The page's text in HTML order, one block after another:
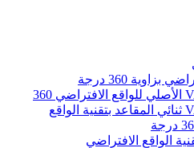
360 درجة
كرسي VART ثنائي المقاعد بتقنية الواقع
الواقع الافتراضي